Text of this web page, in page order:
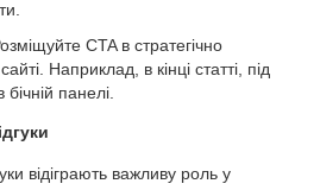
CTA в стратегічно
Наприклад, в кінці статті, під
панелі.
відіграють важливу роль у